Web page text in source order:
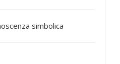
simbolica